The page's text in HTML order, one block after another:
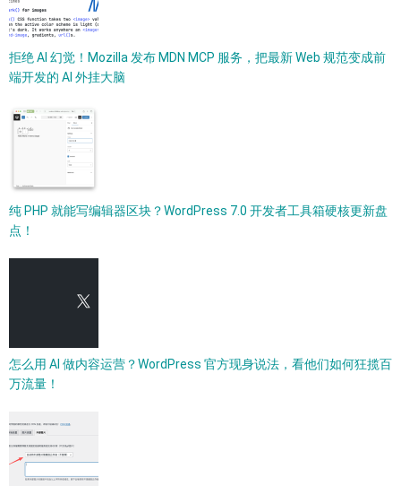
拒绝 AI 幻觉！Mozilla 发布 MDN MCP 服务，把最新 Web 规范变成前
端开发的 AI 外挂大脑
纯 PHP 就能写编辑器区块？WordPress 7.0 开发者工具箱硬核更新盘
点！
怎么用 AI 做内容运营？WordPress 官方现身说法，看他们如何狂揽百
万流量！